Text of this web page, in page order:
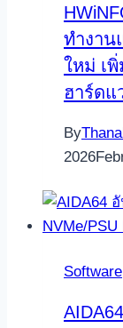
ทำงาน
ใหม่ เพิ่
ฮาร์ดแ
By
2026
Software